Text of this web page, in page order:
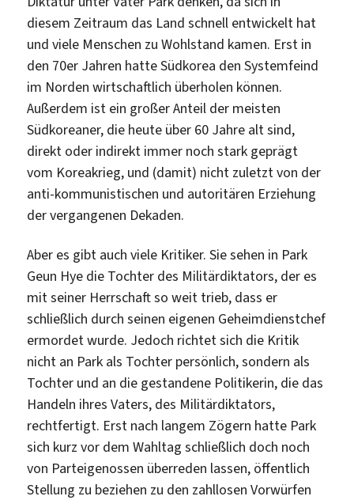
diesem Zeitraum das Land schnell entwickelt hat
und viele Menschen zu Wohlstand kamen. Erst in
den 70er Jahren hatte Südkorea den Systemfeind
im Norden wirtschaftlich überholen können.
Außerdem ist ein großer Anteil der meisten
Südkoreaner, die heute über 60 Jahre alt sind,
direkt oder indirekt immer noch stark geprägt
vom Koreakrieg, und (damit) nicht zuletzt von der
anti-kommunistischen und autoritären Erziehung
der vergangenen Dekaden.
Aber es gibt auch viele Kritiker. Sie sehen in Park
Geun Hye die Tochter des Militärdiktators, der es
mit seiner Herrschaft so weit trieb, dass er
schließlich durch seinen eigenen Geheimdienstchef
ermordet wurde. Jedoch richtet sich die Kritik
nicht an Park als Tochter persönlich, sondern als
Tochter und an die gestandene Politikerin, die das
Handeln ihres Vaters, des Militärdiktators,
rechtfertigt. Erst nach langem Zögern hatte Park
sich kurz vor dem Wahltag schließlich doch noch
von Parteigenossen überreden lassen, öffentlich
Stellung zu beziehen zu den zahllosen Vorwürfen